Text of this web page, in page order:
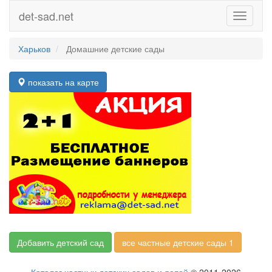
Toggle
det-sad.net
Харьков Домашние детские сады
показать на карте
Добавить детский сад все частные детские сады 1